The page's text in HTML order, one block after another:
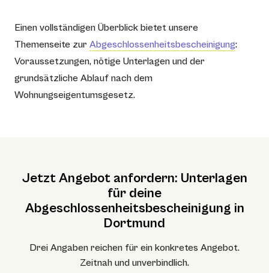
Einen vollständigen Überblick bietet unsere
Themenseite zur Abgeschlossenheitsbescheinigung:
Voraussetzungen, nötige Unterlagen und der
grundsätzliche Ablauf nach dem
Wohnungseigentumsgesetz.
Jetzt Angebot anfordern: Unterlagen
für deine
Abgeschlossenheitsbescheinigung in
Dortmund
Drei Angaben reichen für ein konkretes Angebot.
Zeitnah und unverbindlich.